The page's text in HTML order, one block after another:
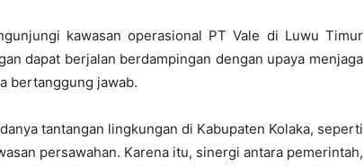
kawasan operasional PT Vale di Luwu Timur
dapat berjalan berdampingan dengan upaya menjaga
bertanggung jawab.
tantangan lingkungan di Kabupaten Kolaka, seperti
persawahan. Karena itu, sinergi antara pemerintah,